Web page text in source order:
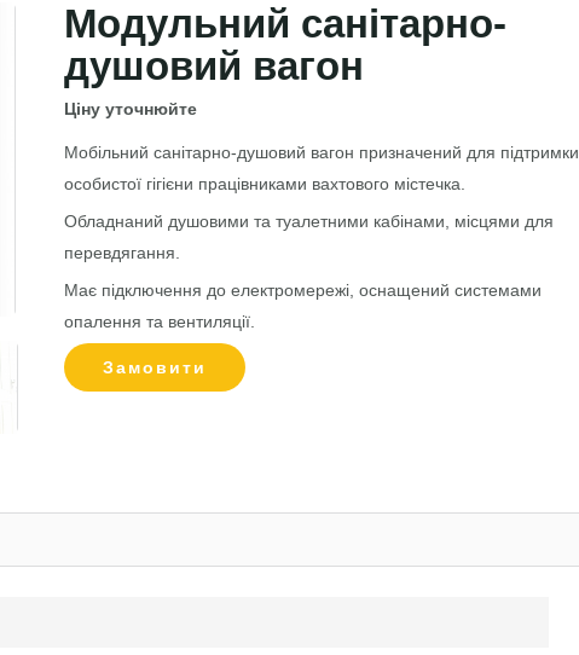
Модульний санітарно-
душовий вагон
Ціну уточнюйте
Мобільний санітарно-душовий вагон призначений для підтримки
особистої гігієни працівниками вахтового містечка.
Обладнаний душовими та туалетними кабінами, місцями для
перевдягання.
Має підключення до електромережі, оснащений системами
опалення та вентиляції.
Замовити